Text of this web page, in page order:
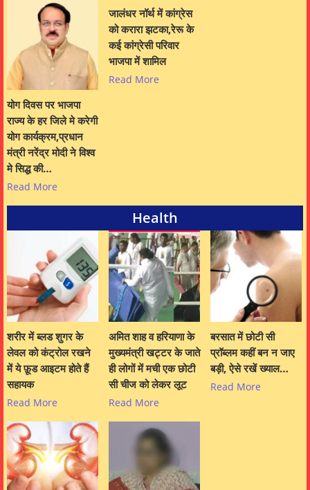
योग दिवस पर भाजपा
राज्य के हर जिले मे करेगी
योग कार्यक्रम,प्रधान
मंत्री नरेंद्र मोदी ने विश्व
मे सिद्ध की…
Read More
जालंधर नॉर्थ में कांग्रेस
को करारा झटका,रेरू के
कई कांग्रेसी परिवार
भाजपा में शामिल
Read More
Health
शरीर में ब्लड शुगर के
लेवल को कंट्रोल रखने
में ये फ़ूड आइटम होते हैं
सहायक
Read More
अमित शाह व हरियाणा के
मुख्यमंत्री खट्टर के जाते
ही लोगों में मची एक छोटी
सी चीज को लेकर लूट
Read More
बरसात में छोटी सी
प्रॉब्लम कहीं बन न जाए
बड़ी, ऐसे रखें ख्याल…
Read More